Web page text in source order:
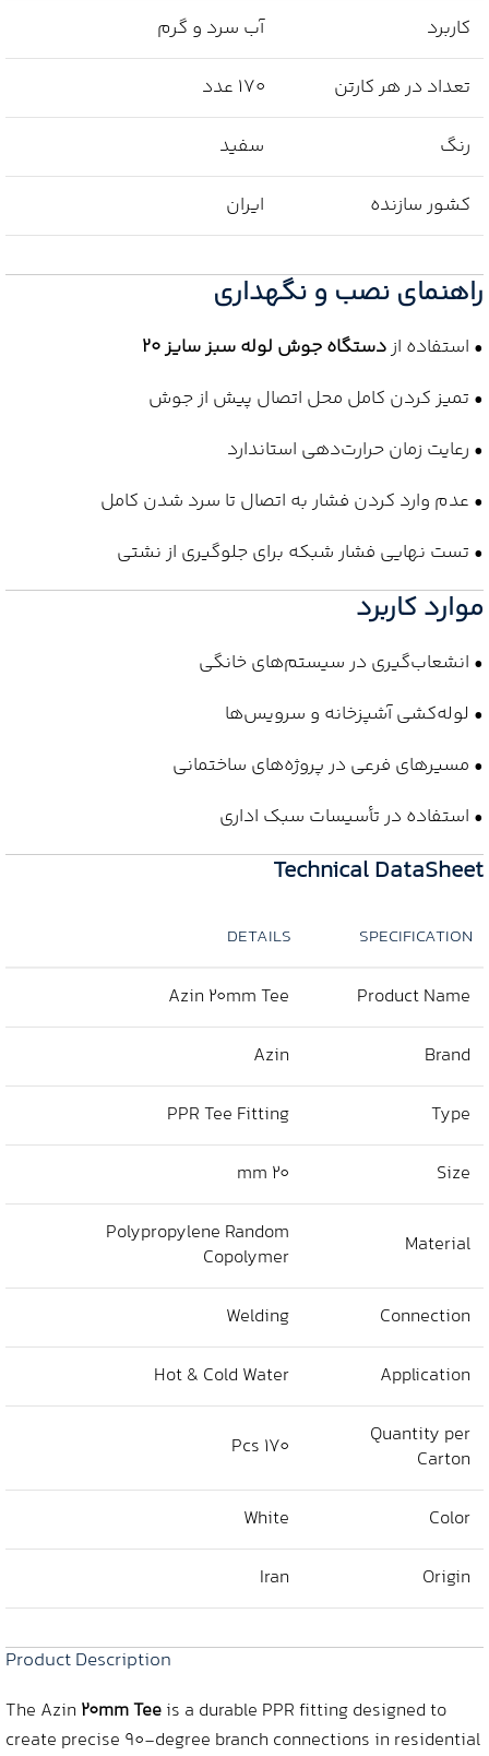
کاربرد آب سرد و گرم
تعداد در هر کارتن 170 عدد
رنگ سفید
کشور سازنده ایران
راهنمای نصب و نگهداری
• استفاده ازدستگاه جوش لوله سبز سایز 20
• تمیز کردن کامل محل اتصال پیش از جوش
• رعایت زمان حرارت‌دهی استاندارد
• عدم وارد کردن فشار به اتصال تا سرد شدن کامل
• تست نهایی فشار شبکه برای جلوگیری از نشتی
موارد کاربرد
• انشعاب‌گیری در سیستم‌های خانگی
• لوله‌کشی آشپزخانه و سرویس‌ها
• مسیرهای فرعی در پروژه‌های ساختمانی
• استفاده در تأسیسات سبک اداری
Technical DataSheet
SPECIFICATION
DETAILS
Product Name
Azin 20mm Tee
Brand
Azin
Type
PPR Tee Fitting
Size
20 mm
Material
Polypropylene Random
Copolymer
Connection
Welding
Application
Hot & Cold Water
Quantity per
Carton
170 Pcs
Color
White
Origin
Iran
Product Description
The Azin 20mm Teeis a durable PPR fitting designed to
create precise 90-degree branch connections in residential